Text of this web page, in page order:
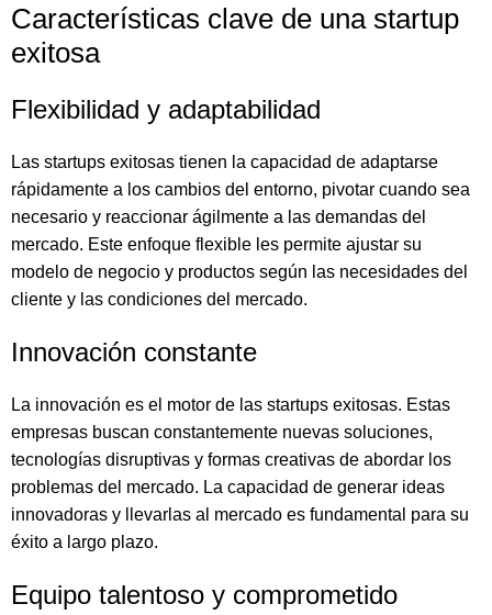
Características clave de una startup
exitosa
Flexibilidad y adaptabilidad
Las startups exitosas tienen la capacidad de adaptarse
rápidamente a los cambios del entorno, pivotar cuando sea
necesario y reaccionar ágilmente a las demandas del
mercado. Este enfoque flexible les permite ajustar su
modelo de negocio y productos según las necesidades del
cliente y las condiciones del mercado.
Innovación constante
La innovación es el motor de las startups exitosas. Estas
empresas buscan constantemente nuevas soluciones,
tecnologías disruptivas y formas creativas de abordar los
problemas del mercado. La capacidad de generar ideas
innovadoras y llevarlas al mercado es fundamental para su
éxito a largo plazo.
Equipo talentoso y comprometido